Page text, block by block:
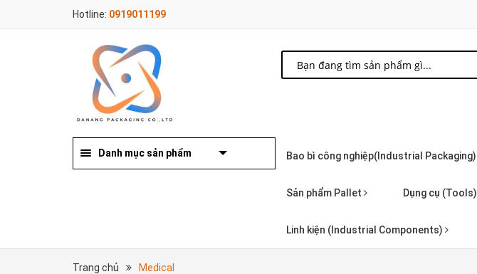
Hotline: 0919011199
Danh mục sản phẩm Bao bì công nghiệp(Industrial Packaging)
Sản phẩm Pallet Dụng cụ (Tools)
Linh kiện (Industrial Components)
Trang chủ Medical